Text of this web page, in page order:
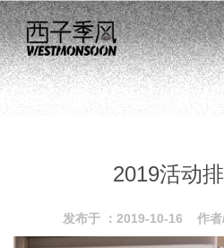
2019活动
发布于 ：2019-10-16 作